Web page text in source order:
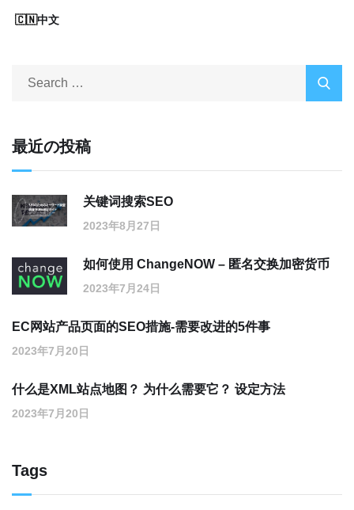
中文
最近の投稿
关键词搜索SEO
2023年8月27日
如何使用 ChangeNOW – 匿名交换加密货币
2023年7月24日
EC网站产品页面的SEO措施-需要改进的5件事
2023年7月20日
什么是XML站点地图？ 为什么需要它？ 设定方法
2023年7月20日
Tags